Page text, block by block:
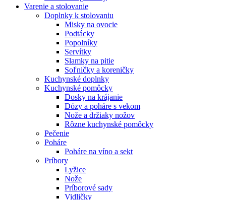
Varenie a stolovanie
Doplnky k stolovaniu
Misky na ovocie
Podtácky
Popolníky
Servítky
Slamky na pitie
Soľničky a koreničky
Kuchynské doplnky
Kuchynské pomôcky
Dosky na krájanie
Dózy a poháre s vekom
Nože a držiaky nožov
Rôzne kuchynské pomôcky
Pečenie
Poháre
Poháre na víno a sekt
Príbory
Lyžice
Nože
Príborové sady
Vidličky